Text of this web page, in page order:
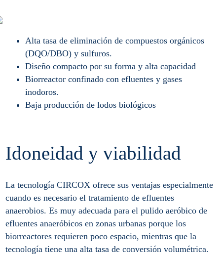
Alta tasa de eliminación de compuestos orgánicos
(DQO/DBO) y sulfuros.
Diseño compacto por su forma y alta capacidad
Biorreactor confinado con efluentes y gases
inodoros.
Baja producción de lodos biológicos
Idoneidad y viabilidad
La tecnología CIRCOX ofrece sus ventajas especialmente
cuando es necesario el tratamiento de efluentes
anaerobios. Es muy adecuada para el pulido aeróbico de
efluentes anaeróbicos en zonas urbanas porque los
biorreactores requieren poco espacio, mientras que la
tecnología tiene una alta tasa de conversión volumétrica.